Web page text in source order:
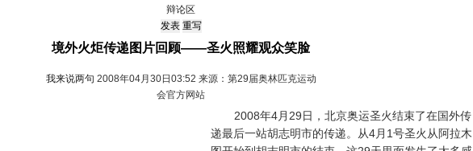
辩论区
境外火炬传递图片回顾——圣火照耀观众笑脸
我来说两句 2008年04月30日03:52 来源：第29届奥林匹克运动
会官方网站
2008年4月29日，北京奥运圣火结束了在国外传
递最后一站胡志明市的传递。从4月1号圣火从阿拉木